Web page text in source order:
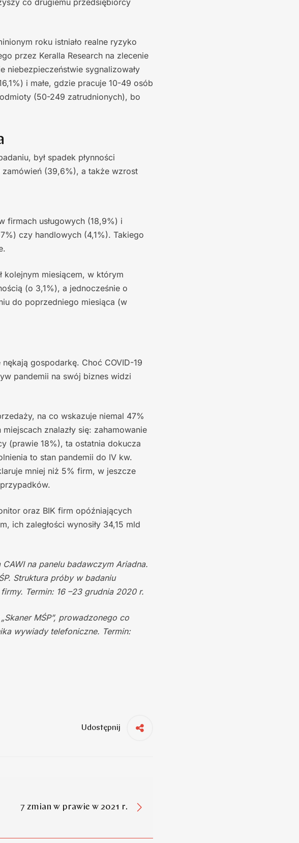
roku istniało realne ryzyko
przez Keralla Research na zlecenie
niebezpieczeństwie sygnalizowały
i małe, gdzie pracuje 10-49 osób
(50-249 zatrudnionych), bo
był spadek płynności
zamówień (39,6%), a także wzrost
firmach usługowych (18,9%) i
czy handlowych (4,1%). Takiego
kolejnym miesiącem, w którym
(o 3,1%), a jednocześnie o
do poprzedniego miesiąca (w
gospodarkę. Choć COVID-19
pandemii na swój biznes widzi
na co wskazuje niemal 47%
znalazły się: zahamowanie
(prawie 18%), ta ostatnia dokucza
to stan pandemii do IV kw.
mniej niż 5% firm, w jeszcze
oraz BIK firm opóźniających
ich zaległości wynosiły 34,15 mld
na panelu badawczym Ariadna.
Struktura próby w badaniu
Termin: 16 –23 grudnia 2020 r.
MŚP”, prowadzonego co
wywiady telefoniczne. Termin:
Udostępnij
7 zmian w prawie w 2021 r.